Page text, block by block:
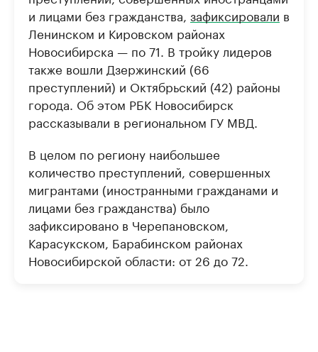
и лицами без гражданства, зафиксировали в
Ленинском и Кировском районах
Новосибирска — по 71. В тройку лидеров
также вошли Дзержинский (66
преступлений) и Октябрьский (42) районы
города. Об этом РБК Новосибирск
рассказывали в региональном ГУ МВД.
В целом по региону наибольшее
количество преступлений, совершенных
мигрантами (иностранными гражданами и
лицами без гражданства) было
зафиксировано в Черепановском,
Карасукском, Барабинском районах
Новосибирской области: от 26 до 72.